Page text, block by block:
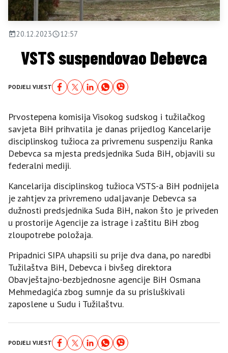
20.12.2023 12:57
VSTS suspendovao Debevca
PODJELI VIJEST
Prvostepena komisija Visokog sudskog i tužilačkog
savjeta BiH prihvatila je danas prijedlog Kancelarije
disciplinskog tužioca za privremenu suspenziju Ranka
Debevca sa mjesta predsjednika Suda BiH, objavili su
federalni mediji.
Kancelarija disciplinskog tužioca VSTS-a BiH podnijela
je zahtjev za privremeno udaljavanje Debevca sa
dužnosti predsjednika Suda BiH, nakon što je priveden
u prostorije Agencije za istrage i zaštitu BiH zbog
zloupotrebe položaja.
Pripadnici SIPA uhapsili su prije dva dana, po naredbi
Tužilaštva BiH, Debevca i bivšeg direktora
Obavještajno-bezbjednosne agencije BiH Osmana
Mehmedagića zbog sumnje da su prisluškivali
zaposlene u Sudu i Tužilaštvu.
PODJELI VIJEST